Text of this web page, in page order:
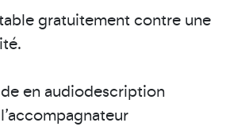
gratuitement contre une
en audiodescription